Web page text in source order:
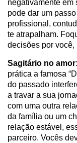
negativamente em
pode dar um
profissional,
te atrapalham.
decisões por você,
Sagitário no amor:
prática a famosa
do passado
a travar a sua
com uma outra
da família ou um
relação estável,
parceiro. Vocês